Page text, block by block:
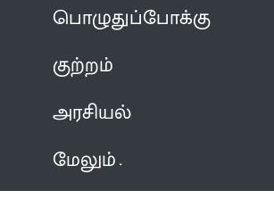
பொழுதுப்போக்கு
குற்றம்
அரசியல்
மேலும்